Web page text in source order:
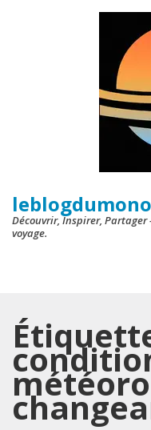
Découvrir, Inspirer, Partager
voyage.